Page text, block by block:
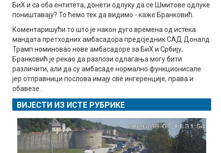
БиХ и са оба ентитета, донети одлуку да се Шмитове одлуке
поништавају? То ћемо тек да видимо - каже Бранковић.
Коментаришући то што је након дуго времена од истека
мандата претходних амбасадора предсједник САД Доналд
Трамп номиновао нове амбасадоре за БиХ и Србију,
Бранковић је рекао да разлози одлагања могу бити
различити, али да су амбасаде нормално функционисале
јер отправници послова имају све ингеренције, права и
обавезе.
ВИЈЕСТИ ИЗ ИСТЕ РУБРИКЕ